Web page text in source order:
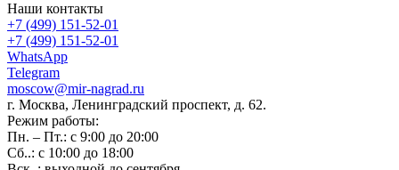
Наши контакты
+7 (499) 151-52-01
+7 (499) 151-52-01
WhatsApp
Telegram
moscow@mir-nagrad.ru
г. Москва, Ленинградский проспект, д. 62.
Режим работы:
Пн. – Пт.: с 9:00 до 20:00
Сб..: с 10:00 до 18:00